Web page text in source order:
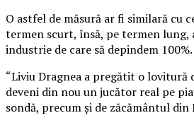
O astfel de măsură ar fi similară cu
termen scurt, însă, pe termen lung,
industrie de care să depindem 100%.
“Liviu Dragnea a pregătit o
deveni din nou un jucător real pe
sondă, precum şi de zăcământul